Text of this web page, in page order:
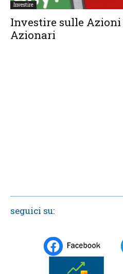
Investire
Investire sulle
Azionari
seguici su: